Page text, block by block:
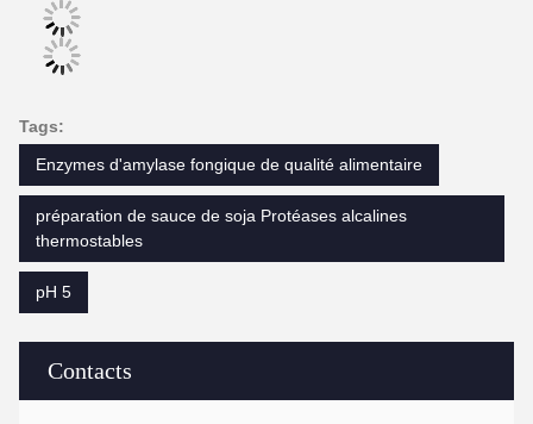
Contacts
Tags:
Enzymes d'amylase fongique de qualité alimentaire
préparation de sauce de soja Protéases alcalines
thermostables
pH 5